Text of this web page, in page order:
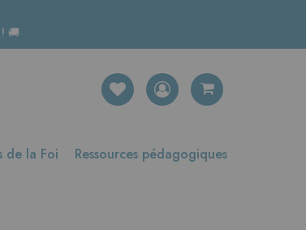
🚚
de la Foi Ressources pédagogiques